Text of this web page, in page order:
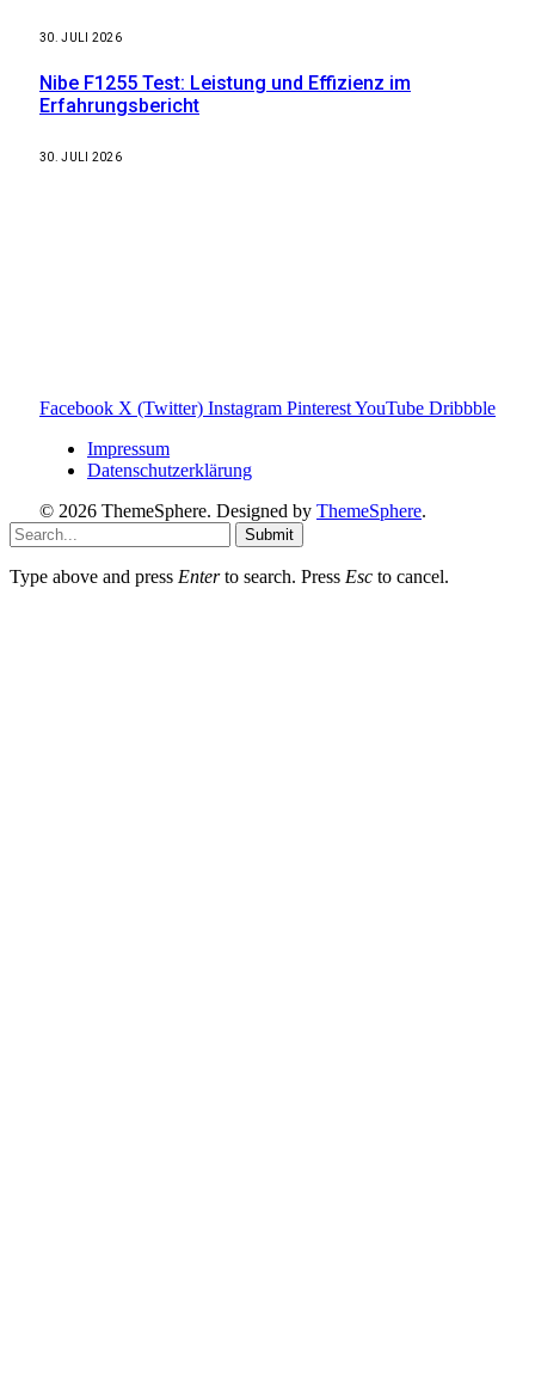
30. JULI 2026
Nibe F1255 Test: Leistung und Effizienz im
Erfahrungsbericht
30. JULI 2026
Facebook X (Twitter) Instagram PinterestYouTube Dribbble
Impressum
Datenschutzerklärung
© 2026 ThemeSphere. Designed by ThemeSphere.
Submit
Type above and press Enterto search. Press Esc to cancel.